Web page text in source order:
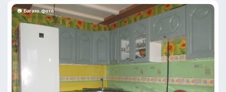
📷 Багато фото